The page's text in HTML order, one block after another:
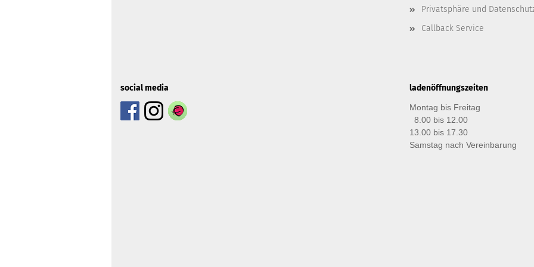
Privatsphäre und
Callback Service
social media ladenöffnungszeiten
Montag bis Freitag
8.00 bis 12.00
13.00 bis 17.30
Samstag nach Vereinbarung